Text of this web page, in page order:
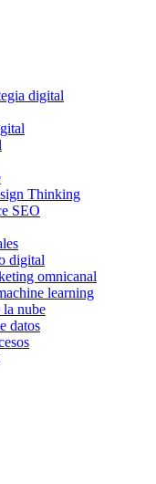
digital
Thinking
SEO
digital
omnicanal
learning
la nube
datos